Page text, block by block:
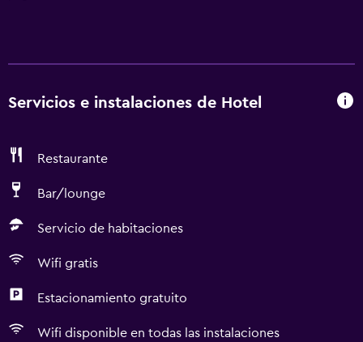
Servicios e instalaciones de Hotel
Restaurante
Bar/lounge
Servicio de habitaciones
Wifi gratis
Estacionamiento gratuito
Wifi disponible en todas las instalaciones